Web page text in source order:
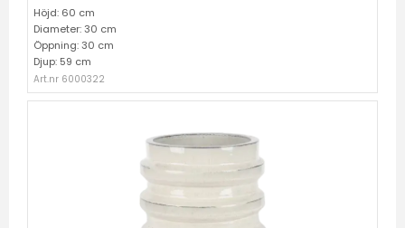
Höjd: 60 cm
Diameter: 30 cm
Öppning: 30 cm
Djup: 59 cm
Art.nr 6000322